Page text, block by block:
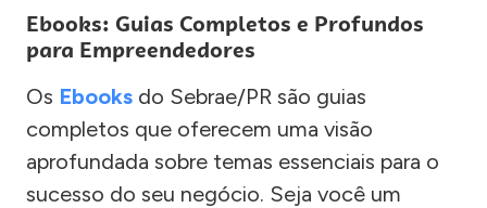
Ebooks: Guias Completos e Profundos
para Empreendedores
Os Ebooks do Sebrae/PR são guias
completos que oferecem uma visão
aprofundada sobre temas essenciais para o
sucesso do seu negócio. Seja você um